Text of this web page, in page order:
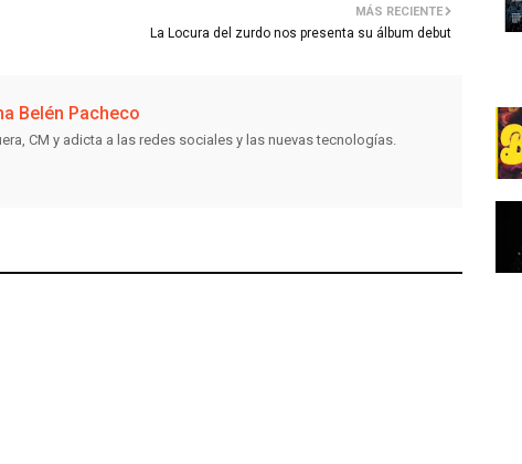
MÁS RECIENTE
La Locura del zurdo nos presenta su álbum debut
Belén Pacheco
CM y adicta a las redes sociales y las nuevas tecnologías.